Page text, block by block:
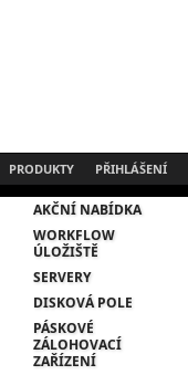
PRODUKTY PŘIHLÁŠENÍ
AKČNÍ NABÍDKA
WORKFLOW
ÚLOŽIŠTĚ
SERVERY
DISKOVÁ POLE
PÁSKOVÉ
ZÁLOHOVACÍ
ZAŘÍZENÍ